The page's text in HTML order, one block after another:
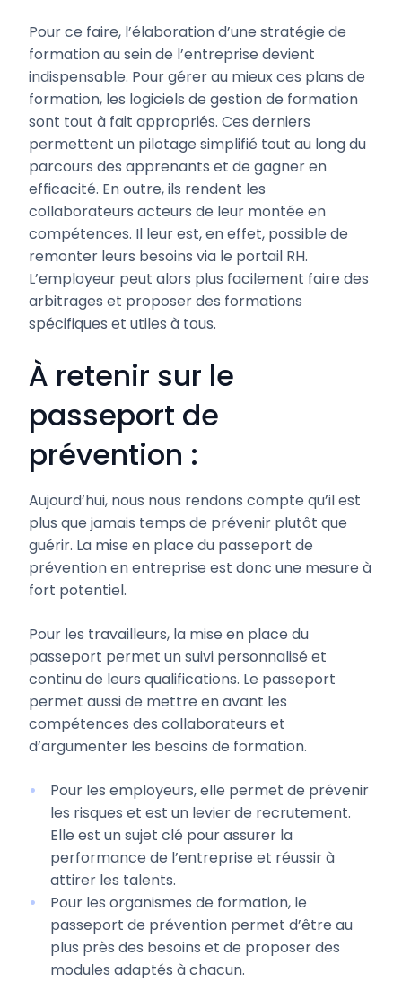
Pour ce faire, l’élaboration d’une stratégie de
formation au sein de l’entreprise devient
indispensable. Pour gérer au mieux ces plans de
formation, les logiciels de gestion de formation
sont tout à fait appropriés. Ces derniers
permettent un pilotage simplifié tout au long du
parcours des apprenants et de gagner en
efficacité. En outre, ils rendent les
collaborateurs acteurs de leur montée en
compétences. Il leur est, en effet, possible de
remonter leurs besoins via le portail RH.
L’employeur peut alors plus facilement faire des
arbitrages et proposer des formations
spécifiques et utiles à tous.
À retenir sur le
passeport de
prévention :
Aujourd’hui, nous nous rendons compte qu’il est
plus que jamais temps de prévenir plutôt que
guérir. La mise en place du passeport de
prévention en entreprise est donc une mesure à
fort potentiel.
Pour les travailleurs, la mise en place du
passeport permet un suivi personnalisé et
continu de leurs qualifications. Le passeport
permet aussi de mettre en avant les
compétences des collaborateurs et
d’argumenter les besoins de formation.
Pour les employeurs, elle permet de prévenir
les risques et est un levier de recrutement.
Elle est un sujet clé pour assurer la
performance de l’entreprise et réussir à
attirer les talents.
Pour les organismes de formation, le
passeport de prévention permet d’être au
plus près des besoins et de proposer des
modules adaptés à chacun.